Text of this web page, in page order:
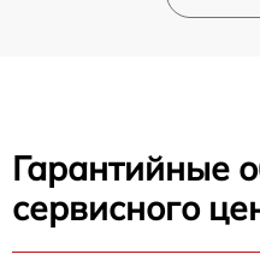
Гарантийные
сервисного